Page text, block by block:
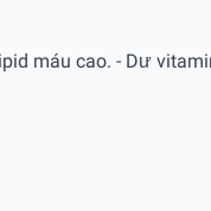
máu cao. - Dư